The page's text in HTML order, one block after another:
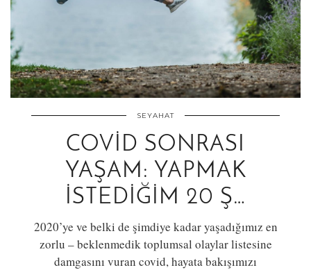
SEYAHAT
COVID SONRASI
YAŞAM: YAPMAK
İSTEDIĞIM 20 Ş…
2020’ye ve belki de şimdiye kadar yaşadığımız en
zorlu – beklenmedik toplumsal olaylar listesine
damgasını vuran covid, hayata bakışımızı